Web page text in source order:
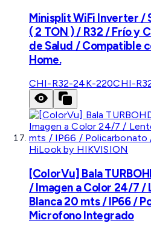
Minisplit WiFi Inverter /
( 2 TON ) / R32 / Frío y
de Salud / Compatible
Home.
CHI-R32-24K-220CHI-
HiLook by HIKVISION
[ColorVu] Bala
/ Imagen a Color 24/7 /
Blanca 20 mts / IP66 /
Microfono Integrado